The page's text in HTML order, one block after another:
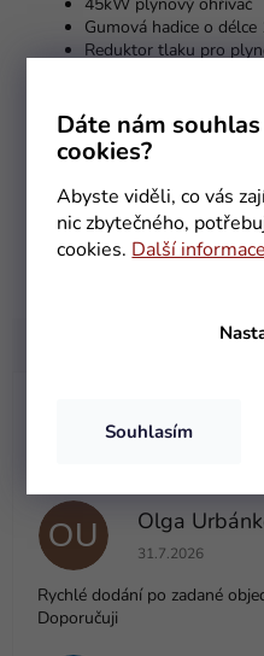
Dáte nám
cookies?
Abyste viděli, co vás
nic zbytečného,
cookies. Další informace
Souhlasím
Gumová hadice o
Reduktor tlaku pro
Doplňkové parametry
Kategorie: Dílenská topidla
EAN:
5904067446144
Položka byla vyprodána…
Helena
Hodnocení
OU Olga
Hodnocení
31.7.2026
Rychlé dodání po zadané
Doporučuji